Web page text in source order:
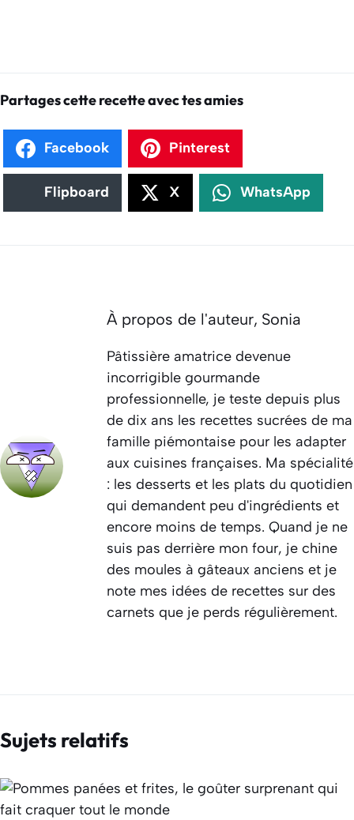
Partages cette recette avec tes amies
Facebook Pinterest
Flipboard X WhatsApp
À propos de l'auteur, Sonia
Pâtissière amatrice devenue
incorrigible gourmande
professionnelle, je teste depuis plus
de dix ans les recettes sucrées de ma
famille piémontaise pour les adapter
aux cuisines françaises. Ma spécialité
: les desserts et les plats du quotidien
qui demandent peu d'ingrédients et
encore moins de temps. Quand je ne
suis pas derrière mon four, je chine
des moules à gâteaux anciens et je
note mes idées de recettes sur des
carnets que je perds régulièrement.
Sujets relatifs